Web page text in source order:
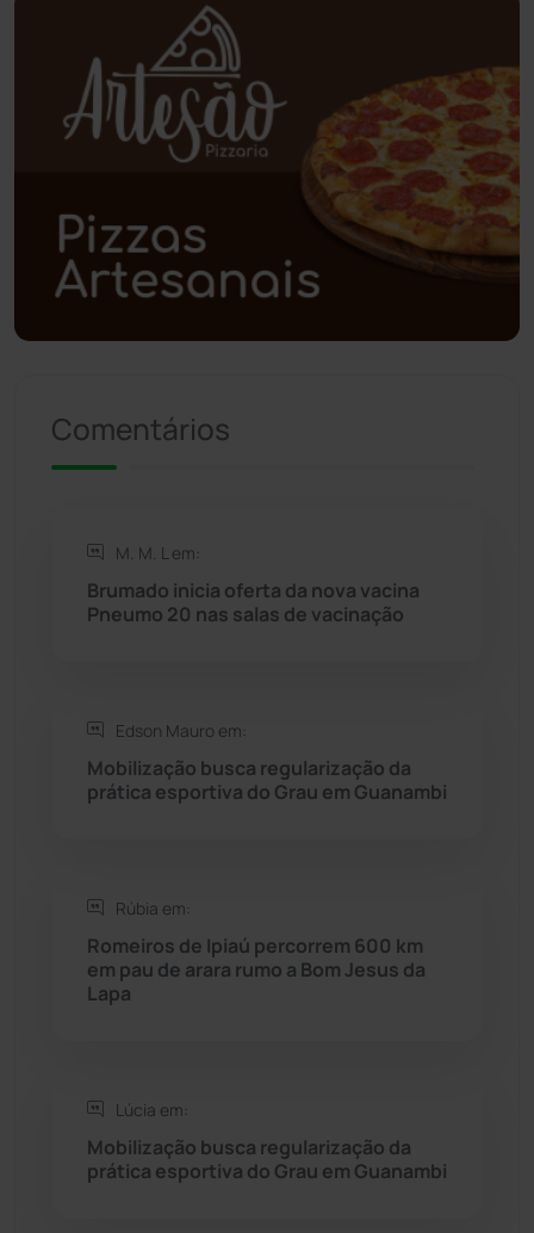
Planalto
Poções (182)
(57)
Polícia Militar (27)
Rio do Antônio
Saúde
Seabra (50)
Sítio do Mato
Sudoeste Baiano (1530)
Tanque Novo
Tecnologia (12)
Comentários
M. M. L em:
Brumado inicia oferta da nova vacina
Pneumo 20 nas salas de vacinação
Edson Mauro em:
Mobilização busca regularização da
prática esportiva do Grau em Guanambi
Rúbia em:
Romeiros de Ipiaú percorrem 600 km
em pau de arara rumo a Bom Jesus da
Lapa
Lúcia em:
Mobilização busca regularização da
prática esportiva do Grau em Guanambi